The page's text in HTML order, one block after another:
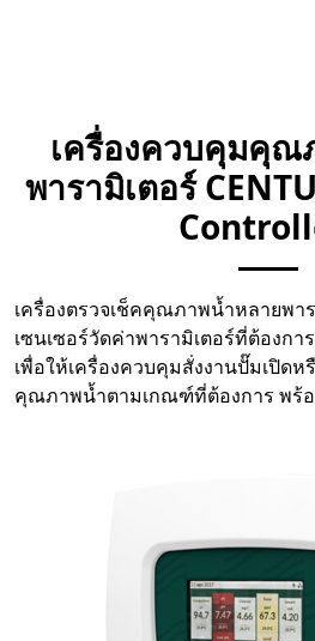
เครื่องควบคุมคุณ
พารามิเตอร์
เครื่องตรวจเช็คคุณภาพน้ำหลาย
เซนเซอร์วัดค่าพารามิเตอร์ที่ต้อง
เพื่อให้เครื่องควบคุมสั่งงานปั๊มเปิ
คุณภาพน้ำตามเกณฑ์ที่ต้องการ พร้อ